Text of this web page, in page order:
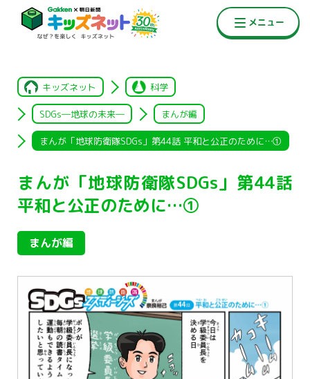
キッズネット 科学
SDGs―地球の未来― まんが編
まんが「地球防衛隊SDGs」第44話 平和と公正のために…①
まんが「地球防衛隊SDGs」第44話
平和と公正のために…①
まんが編